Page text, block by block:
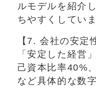
ルモデルを紹介
ちやすくしていま
【7. 会社の安定
「安定した経営
己資本比率40%
など具体的な数